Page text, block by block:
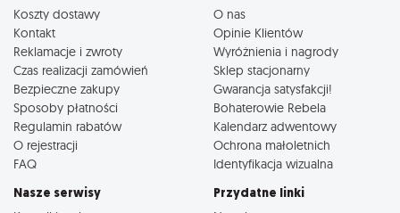
Koszty dostawy
Kontakt
Reklamacje i zwroty
Czas realizacji zamówień
Bezpieczne zakupy
Sposoby płatności
Regulamin rabatów
O rejestracji
FAQ
O nas
Opinie Klientów
Wyróżnienia i nagrody
Sklep stacjonarny
Gwarancja satysfakcji!
Bohaterowie Rebela
Kalendarz adwentowy
Ochrona małoletnich
Identyfikacja wizualna
Nasze serwisy Przydatne linki